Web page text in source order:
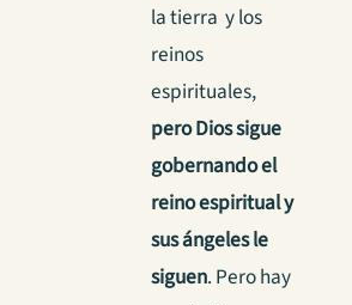
la tierra y los
reinos
espirituales,
pero Dios sigue
gobernando el
reino espiritual y
sus ángeles le
siguen. Pero hay